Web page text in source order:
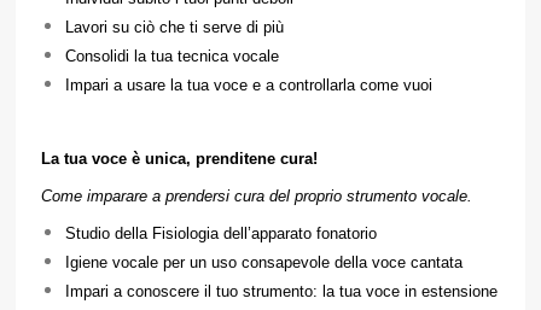
Lavori su ciò che ti serve di più
Consolidi la tua tecnica vocale
Impari a usare la tua voce e a controllarla come vuoi
La tua voce è unica, prenditene cura!
Come imparare a prendersi cura del proprio strumento vocale.
Studio della Fisiologia dell’apparato fonatorio
Igiene vocale per un uso consapevole della voce cantata
Impari a conoscere il tuo strumento: la tua voce in estensione